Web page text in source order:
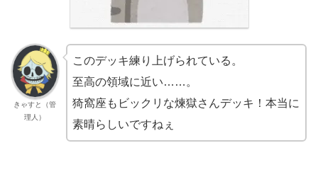
きゃすと（管
理人）
このデッキ練り上げられている。
至高の領域に近い……。
猗窩座もビックリな煉獄さんデッキ！本当に
素晴らしいですねぇ